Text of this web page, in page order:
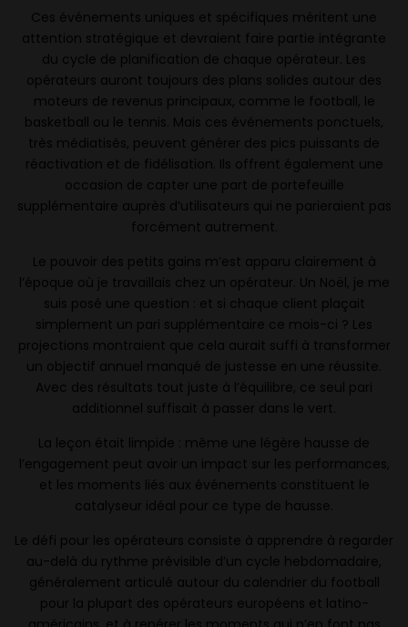
Ces événements uniques et spécifiques méritent une
attention stratégique et devraient faire partie intégrante
du cycle de planification de chaque opérateur. Les
opérateurs auront toujours des plans solides autour des
moteurs de revenus principaux, comme le football, le
basketball ou le tennis. Mais ces événements ponctuels,
très médiatisés, peuvent générer des pics puissants de
réactivation et de fidélisation. Ils offrent également une
occasion de capter une part de portefeuille
supplémentaire auprès d’utilisateurs qui ne parieraient pas
forcément autrement.
Le pouvoir des petits gains m’est apparu clairement à
l’époque où je travaillais chez un opérateur. Un Noël, je me
suis posé une question : et si chaque client plaçait
simplement un pari supplémentaire ce mois-ci ? Les
projections montraient que cela aurait suffi à transformer
un objectif annuel manqué de justesse en une réussite.
Avec des résultats tout juste à l’équilibre, ce seul pari
additionnel suffisait à passer dans le vert.
La leçon était limpide : même une légère hausse de
l’engagement peut avoir un impact sur les performances,
et les moments liés aux événements constituent le
catalyseur idéal pour ce type de hausse.
Le défi pour les opérateurs consiste à apprendre à regarder
au-delà du rythme prévisible d’un cycle hebdomadaire,
généralement articulé autour du calendrier du football
pour la plupart des opérateurs européens et latino-